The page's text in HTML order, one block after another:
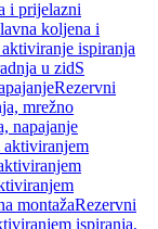
i prijelazni
koljena i
ispiranja
u zidS
Rezervni
mrežno
napajanje
montažaRezervni
ispiranja,